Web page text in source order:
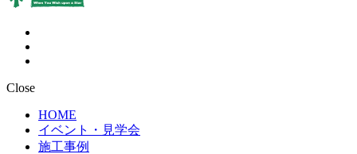
Close
HOME
イベント・見学会
施工事例